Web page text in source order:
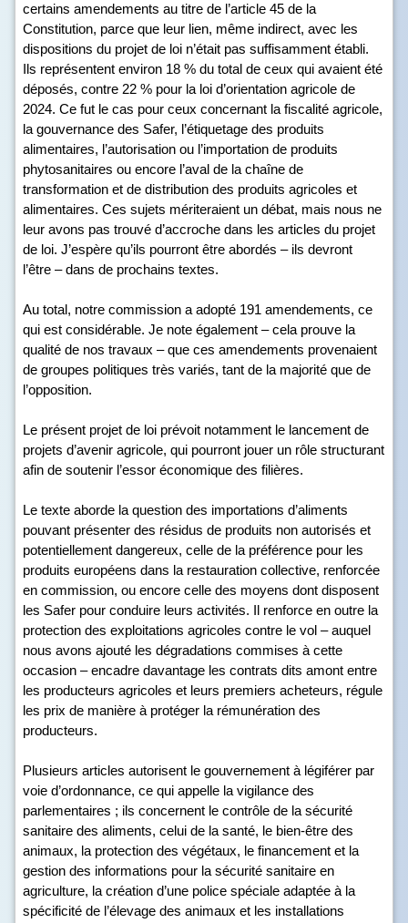
certains amendements au titre de l’article 45 de la
Constitution, parce que leur lien, même indirect, avec les
dispositions du projet de loi n’était pas suffisamment établi.
Ils représentent environ 18 % du total de ceux qui avaient été
déposés, contre 22 % pour la loi d’orientation agricole de
2024. Ce fut le cas pour ceux concernant la fiscalité agricole,
la gouvernance des Safer, l’étiquetage des produits
alimentaires, l’autorisation ou l’importation de produits
phytosanitaires ou encore l’aval de la chaîne de
transformation et de distribution des produits agricoles et
alimentaires. Ces sujets mériteraient un débat, mais nous ne
leur avons pas trouvé d’accroche dans les articles du projet
de loi. J’espère qu’ils pourront être abordés – ils devront
l’être – dans de prochains textes.
Au total, notre commission a adopté 191 amendements, ce
qui est considérable. Je note également – cela prouve la
qualité de nos travaux – que ces amendements provenaient
de groupes politiques très variés, tant de la majorité que de
l’opposition.
Le présent projet de loi prévoit notamment le lancement de
projets d’avenir agricole, qui pourront jouer un rôle structurant
afin de soutenir l’essor économique des filières.
Le texte aborde la question des importations d’aliments
pouvant présenter des résidus de produits non autorisés et
potentiellement dangereux, celle de la préférence pour les
produits européens dans la restauration collective, renforcée
en commission, ou encore celle des moyens dont disposent
les Safer pour conduire leurs activités. Il renforce en outre la
protection des exploitations agricoles contre le vol – auquel
nous avons ajouté les dégradations commises à cette
occasion – encadre davantage les contrats dits amont entre
les producteurs agricoles et leurs premiers acheteurs, régule
les prix de manière à protéger la rémunération des
producteurs.
Plusieurs articles autorisent le gouvernement à légiférer par
voie d’ordonnance, ce qui appelle la vigilance des
parlementaires ; ils concernent le contrôle de la sécurité
sanitaire des aliments, celui de la santé, le bien-être des
animaux, la protection des végétaux, le financement et la
gestion des informations pour la sécurité sanitaire en
agriculture, la création d’une police spéciale adaptée à la
spécificité de l’élevage des animaux et les installations